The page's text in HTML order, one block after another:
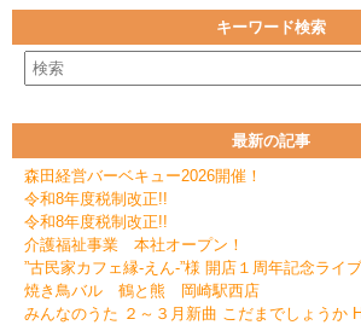
キーワード検索
最新の記事
森田経営バーベキュー2026開催！
令和8年度税制改正!!
令和8年度税制改正!!
介護福祉事業 本社オープン！
”古民家カフェ縁-えん-”様 開店１周年記念ライ
焼き鳥バル 鶴と熊 岡崎駅西店
みんなのうた ２～３月新曲 こだまでしょうか